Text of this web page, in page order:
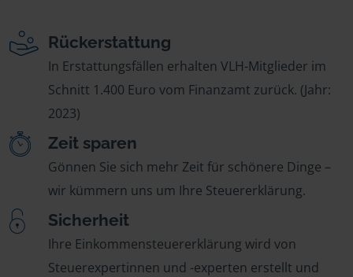
Rückerstattung
In Erstattungsfällen erhalten VLH-Mitglieder im
Schnitt 1.400 Euro vom Finanzamt zurück. (Jahr:
2023)
Zeit sparen
Gönnen Sie sich mehr Zeit für schönere Dinge –
wir kümmern uns um Ihre Steuererklärung.
Sicherheit
Ihre Einkommensteuererklärung wird von
Steuerexpertinnen und -experten erstellt und